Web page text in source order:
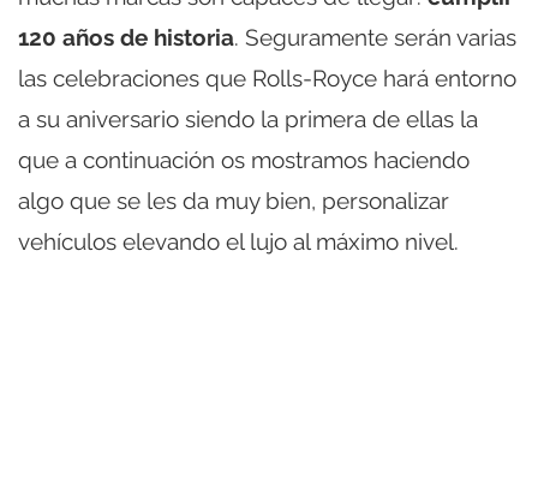
120 años de historia. Seguramente serán varias
las celebraciones que Rolls-Royce hará entorno
a su aniversario siendo la primera de ellas la
que a continuación os mostramos haciendo
algo que se les da muy bien, personalizar
vehículos elevando el lujo al máximo nivel.